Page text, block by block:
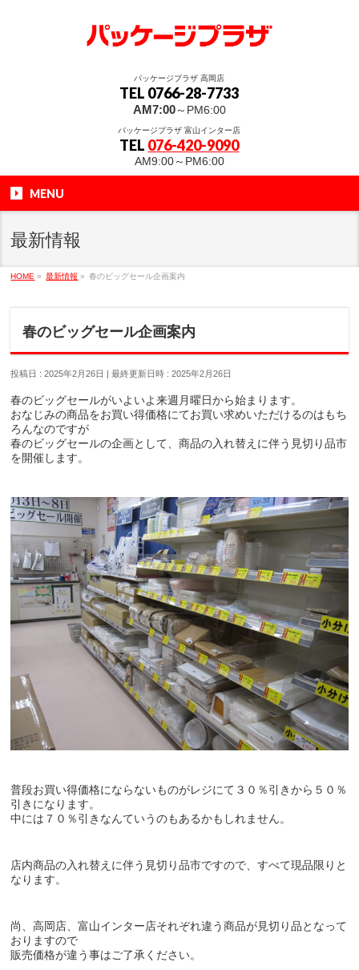
パッケージプラザ 高岡店
TEL 0766-28-7733
AM7:00～PM6:00
パッケージプラザ 富山インター店
TEL 076-420-9090
AM9:00～PM6:00
MENU
最新情報
HOME » 最新情報 » 春のビッグセール企画案内
春のビッグセール企画案内
投稿日 : 2025年2月26日 最終更新日時 : 2025年2月26日
春のビッグセールがいよいよ来週月曜日から始まります。
おなじみの商品をお買い得価格にてお買い求めいただけるのはもち
ろんなのですが
春のビッグセールの企画として、商品の入れ替えに伴う見切り品市
を開催します。
普段お買い得価格にならないものがレジにて３０％引きから５０％
引きになります。
中には７０％引きなんていうのもあるかもしれません。
店内商品の入れ替えに伴う見切り品市ですので、すべて現品限りと
なります。
尚、高岡店、富山インター店それぞれ違う商品が見切り品となって
おりますので
販売価格が違う事はご了承ください。